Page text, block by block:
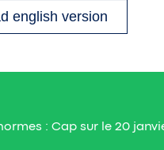
english version
: Cap sur le 20